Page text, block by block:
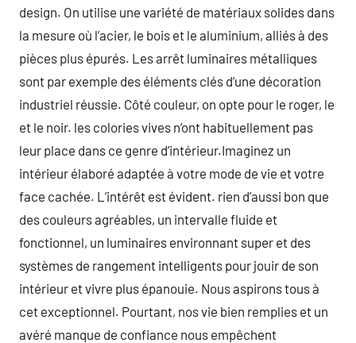
design. On utilise une variété de matériaux solides dans
la mesure où l’acier, le bois et le aluminium, alliés à des
pièces plus épurés. Les arrêt luminaires métalliques
sont par exemple des éléments clés d’une décoration
industriel réussie. Côté couleur, on opte pour le roger, le
et le noir. les colories vives n’ont habituellement pas
leur place dans ce genre d’intérieur.Imaginez un
intérieur élaboré adaptée à votre mode de vie et votre
face cachée. L’intérêt est évident. rien d’aussi bon que
des couleurs agréables, un intervalle fluide et
fonctionnel, un luminaires environnant super et des
systèmes de rangement intelligents pour jouir de son
intérieur et vivre plus épanouie. Nous aspirons tous à
cet exceptionnel. Pourtant, nos vie bien remplies et un
avéré manque de confiance nous empêchent